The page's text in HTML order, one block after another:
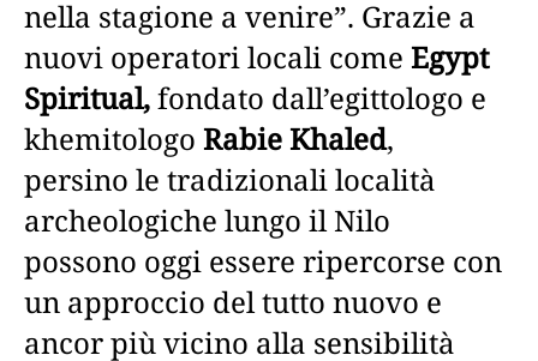
nella stagione a venire”. Grazie a
nuovi operatori locali come Egypt
Spiritual,fondato dall’egittologo e
khemitologo Rabie Khaled,
persino le tradizionali località
archeologiche lungo il Nilo
possono oggi essere ripercorse con
un approccio del tutto nuovo e
ancor più vicino alla sensibilità